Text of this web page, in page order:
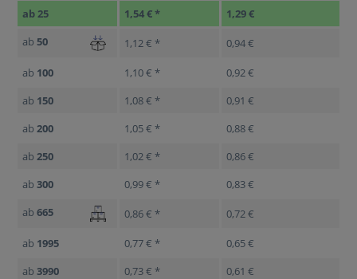
ab 25 1,54 € *
1,29 €
ab 50 1,12 € * 0,94 €
ab 100 1,10 € *
0,92 €
ab 150 1,08 € *
0,91 €
ab 200 1,05 € *
0,88 €
ab 250 1,02 € *
0,86 €
ab 300 0,99 € *
0,83 €
ab 665 0,86 € * 0,72 €
ab 1995 0,77 € *
0,65 €
ab 3990 0,73 € * 0,61 €